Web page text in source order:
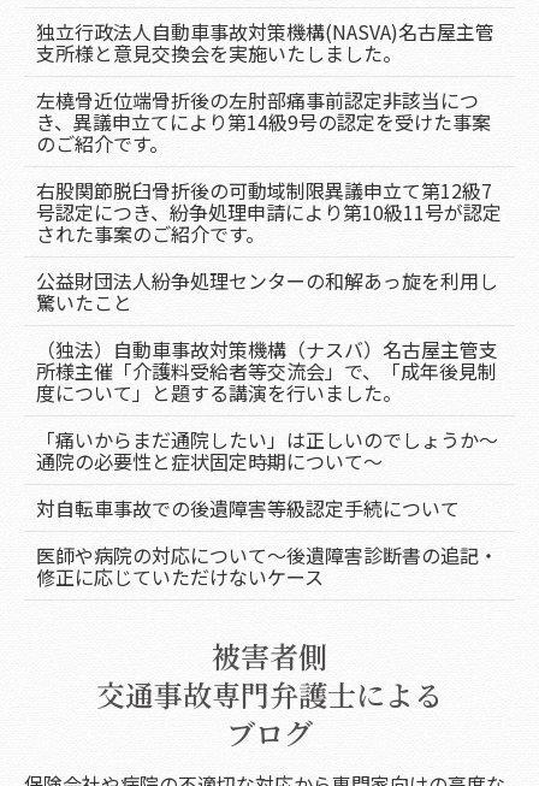
独立行政法人自動車事故対策機構(NASVA)名古屋主管
支所様と意見交換会を実施いたしました。
左橈骨近位端骨折後の左肘部痛事前認定非該当につ
き、異議申立てにより第14級9号の認定を受けた事案
のご紹介です。
右股関節脱臼骨折後の可動域制限異議申立て第12級7
号認定につき、紛争処理申請により第10級11号が認定
された事案のご紹介です。
公益財団法人紛争処理センターの和解あっ旋を利用し
驚いたこと
（独法）自動車事故対策機構（ナスバ）名古屋主管支
所様主催「介護料受給者等交流会」で、「成年後見制
度について」と題する講演を行いました。
「痛いからまだ通院したい」は正しいのでしょうか～
通院の必要性と症状固定時期について～
対自転車事故での後遺障害等級認定手続について
医師や病院の対応について～後遺障害診断書の追記・
修正に応じていただけないケース
被害者側
交通事故専門弁護士による
ブログ